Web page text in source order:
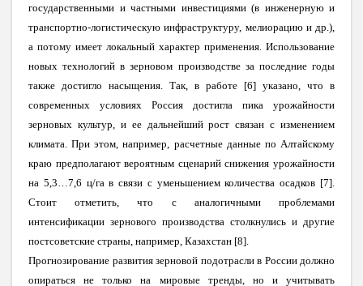
государственными и частными инвестициями (в инженерную и
транспортно-логистическую инфраструктуру, мелиорацию и др.),
а потому имеет локальный характер применения. Использование
новых технологий в зерновом производстве за последние годы
также достигло насыщения. Так, в работе [6] указано, что в
современных условиях Россия достигла пика урожайности
зерновых культур, и ее дальнейший рост связан с изменением
климата. При этом, например, расчетные данные по Алтайскому
краю предполагают вероятным сценарий снижения урожайности
на 5,3…7,6 ц/га в связи с уменьшением количества осадков [7].
Стоит отметить, что с аналогичными проблемами
интенсификации зернового производства столкнулись и другие
постсоветские страны, например, Казахстан [8].
Прогнозирование развития зерновой подотрасли в России должно
опираться не только на мировые тренды, но и учитывать